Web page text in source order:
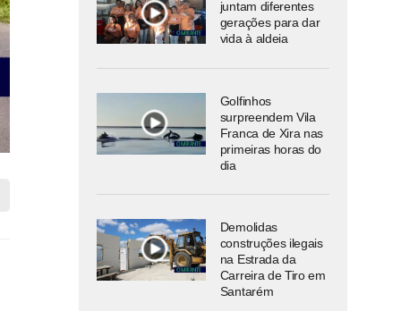
juntam diferentes
gerações para dar
vida à aldeia
Golfinhos
surpreendem Vila
Franca de Xira nas
primeiras horas do
dia
Demolidas
construções ilegais
na Estrada da
Carreira de Tiro em
Santarém